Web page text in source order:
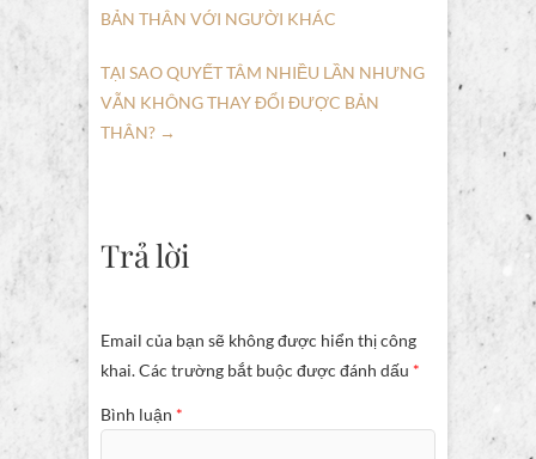
BẢN THÂN VỚI NGƯỜI KHÁC
TẠI SAO QUYẾT TÂM NHIỀU LẦN NHƯNG
VẪN KHÔNG THAY ĐỔI ĐƯỢC BẢN
THÂN? →
Trả lời
Email của bạn sẽ không được hiển thị công
khai.Các trường bắt buộc được đánh dấu *
Bình luận *